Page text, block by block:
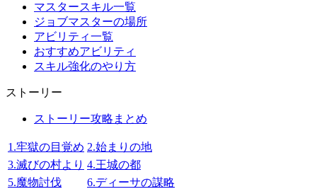
マスタースキル一覧
ジョブマスターの場所
アビリティ一覧
おすすめアビリティ
スキル強化のやり方
ストーリー
ストーリー攻略まとめ
1.牢獄の目覚め 2.始まりの地
3.滅びの村より 4.王城の都
5.魔物討伐
6.ディーサの謀略